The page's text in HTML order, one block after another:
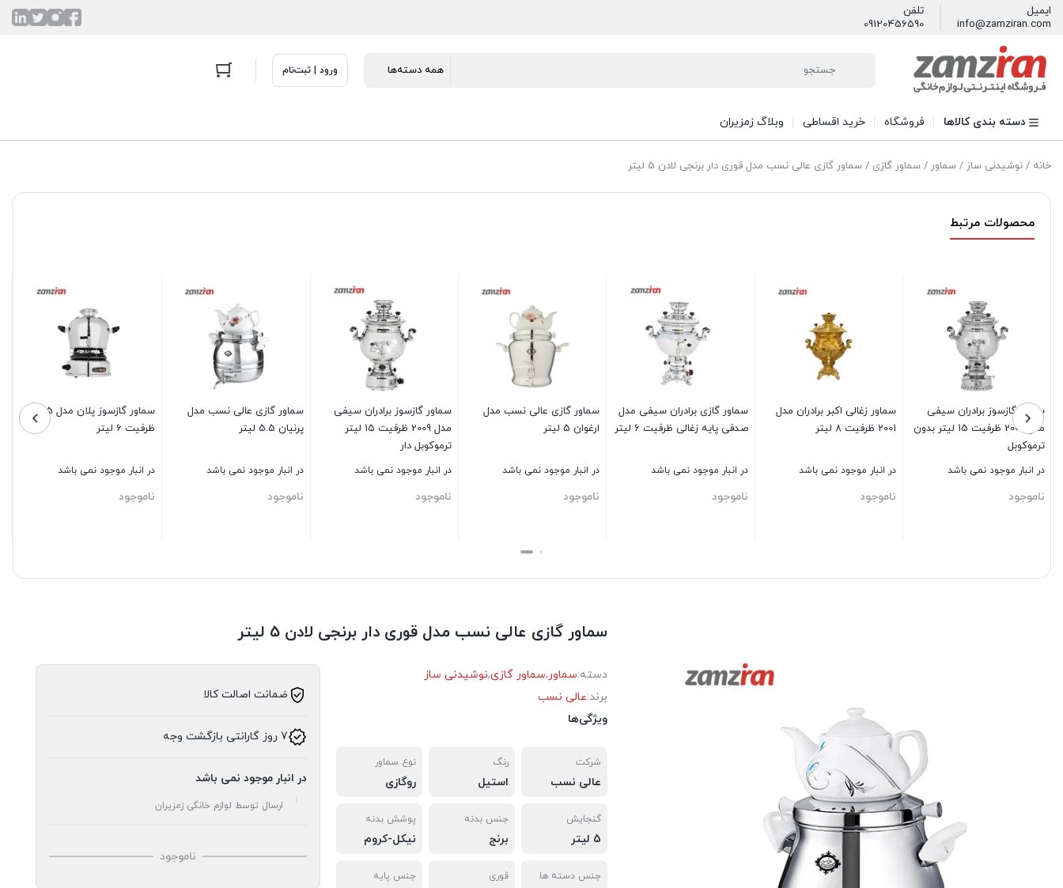
ایمیل
info@zamziran.com
تلفن
09120456590
ورود | ثبت‌نام
دسته بندی کالاها فروشگاه خرید اقساطی وبلاگ زمزیران
خانه / نوشیدنی ساز / سماور / سماور گازی / سماور گازی عالی نسب مدل قوری دار برنجی لادن 5 لیتر
محصولات مرتبط
سماور گازسوز برادران سیفی
مدل 2009 ظرفیت 15 لیتر بدون
ترموکوبل
در انبار موجود نمی باشد
ناموجود
سماور زغالی اکبر برادران مدل
2001 ظرفیت 8 لیتر
در انبار موجود نمی باشد
ناموجود
سماور گازی برادران سیفی مدل
صدفی پایه زغالی ظرفیت 6 لیتر
در انبار موجود نمی باشد
ناموجود
سماور گازی عالی نسب مدل
ارغوان 5 لیتر
در انبار موجود نمی باشد
ناموجود
سماور گازسوز برادران سيفی
مدل 2009 ظرفیت 15 لیتر
ترموکوبل دار
در انبار موجود نمی باشد
ناموجود
سماور گازی عالی نسب مدل
پرنيان 5.5 لیتر
در انبار موجود نمی باشد
ناموجود
سماور گازسوز پلان مدل 1515
ظرفیت 6 لیتر
در انبار موجود نمی باشد
ناموجود
سماور گازی عالی نسب مدل قوری دار برنجی لادن 5 لیتر
دسته:سماور,سماور گازی,نوشیدنی ساز
برند:عالی نسب
ویژگی‌ها
شرکت
عالی نسب
رنگ
استیل
نوع سماور
روگازی
گنجایش
5 لیتر
جنس بدنه
برنج
پوشش بدنه
نیکل-کروم
جنس دسته ها قوری جنس پایه
ضمانت اصالت کالا
7 روز گارانتی بازگشت وجه
در انبار موجود نمی باشد
ارسال توسط لوازم خانگی زمزیران
ناموجود